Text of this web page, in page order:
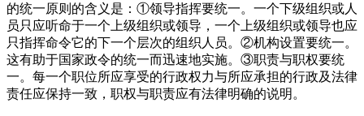
的统一原则的含义是：①领导指挥要统一。一个下级组织或人
员只应听命于一个上级组织或领导，一个上级组织或领导也应
只指挥命令它的下一个层次的组织人员。②机构设置要统一。
这有助于国家政令的统一而迅速地实施。③职责与职权要统
一。每一个职位所应享受的行政权力与所应承担的行政及法律
责任应保持一致，职权与职责应有法律明确的说明。